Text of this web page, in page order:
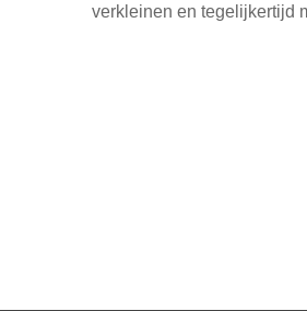
verkleinen en tegelijkertijd